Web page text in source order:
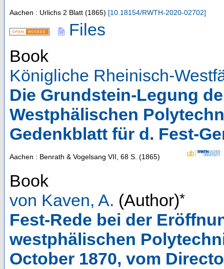
Aachen : Urlichs 2 Blatt (1865) [10.18154/RWTH-2020-02702]
Files
Book
Königliche Rheinisch-
Die Grundstein-Legung
Westphälischen
Gedenkblatt für d. Fest-
Aachen : Benrath & Vogelsang VII, 68 S. (1865)
Book
von Kaven, A. (Author)*
Fest-Rede bei der
westphälischen
October 1870, vom